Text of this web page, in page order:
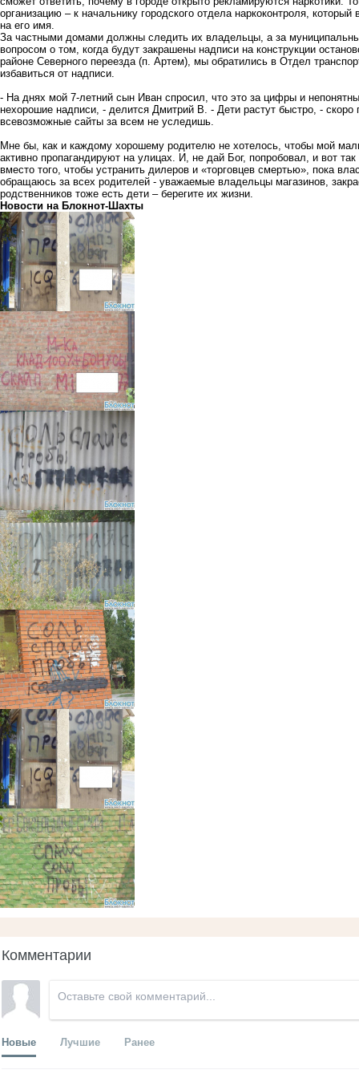
организацию – к начальнику городского отдела наркоконтроля,
на его имя.
За частными домами должны следить их владельцы, а за
вопросом о том, когда будут закрашены надписи на конструкции
районе Северного переезда (п. Артем), мы обратились в Отдел
избавиться от надписи.
- На днях мой 7-летний сын Иван спросил, что это за цифры и
нехорошие надписи, - делится Дмитрий В. - Дети растут быстро, - скоро
всевозможные сайты за всем не уследишь.
Мне бы, как и каждому хорошему родителю не хотелось, чтобы мой
активно пропагандируют на улицах. И, не дай Бог, попробовал, и вот
вместо того, чтобы устранить дилеров и «торговцев смертью», пока
обращаюсь за всех родителей - уважаемые владельцы магазинов,
родственников тоже есть дети – берегите их жизни.
Новости на Блoкнoт-Шахты
Комментарии
Новые Лучшие Ранее